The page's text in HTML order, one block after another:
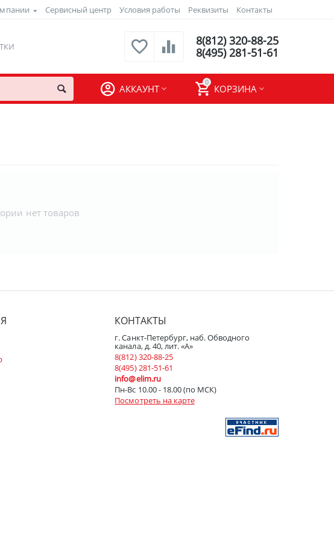
Сервисный центр Условия работы Реквизиты Контакты
8(812) 320-88-25
8(495) 281-51-61
0
КОРЗИНА
АККАУНТ
нет товаров
КОНТАКТЫ
г. Санкт-Петербург, наб. Обводного
канала, д. 40, лит. «А»
8(812) 320-88-25
8(495) 281-51-61
info@elim.ru
Пн-Вс 10.00 - 18.00 (по МСК)
Посмотреть на карте